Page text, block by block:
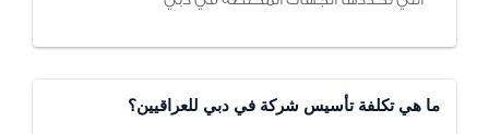
ما هي تكلفة تأسيس شركة في دبي للعراقيين؟